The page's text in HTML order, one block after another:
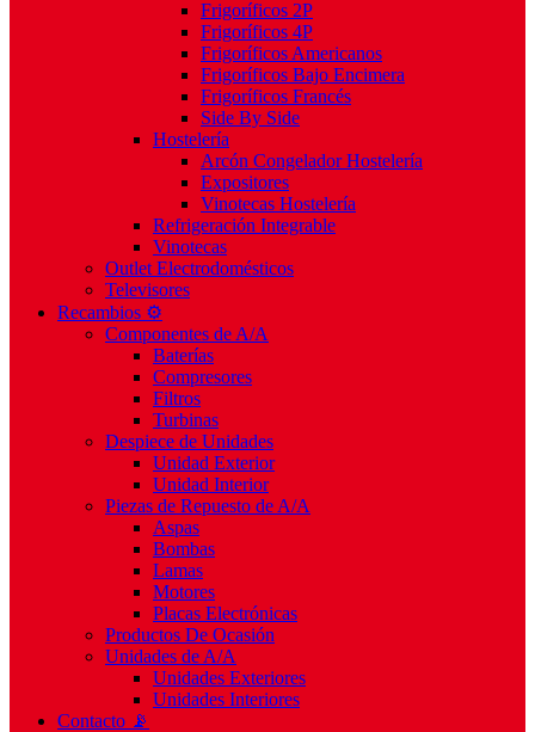
Frigoríficos 2P
Frigoríficos 4P
Frigoríficos Americanos
Frigoríficos Bajo Encimera
Frigoríficos Francés
Side By Side
Hostelería
Arcón Congelador Hostelería
Expositores
Vinotecas Hostelería
Refrigeración Integrable
Vinotecas
Outlet Electrodomésticos
Televisores
Recambios ⚙️
Componentes de A/A
Baterías
Compresores
Filtros
Turbinas
Despiece de Unidades
Unidad Exterior
Unidad Interior
Piezas de Repuesto de A/A
Aspas
Bombas
Lamas
Motores
Placas Electrónicas
Productos De Ocasión
Unidades de A/A
Unidades Exteriores
Unidades Interiores
Contacto 📡